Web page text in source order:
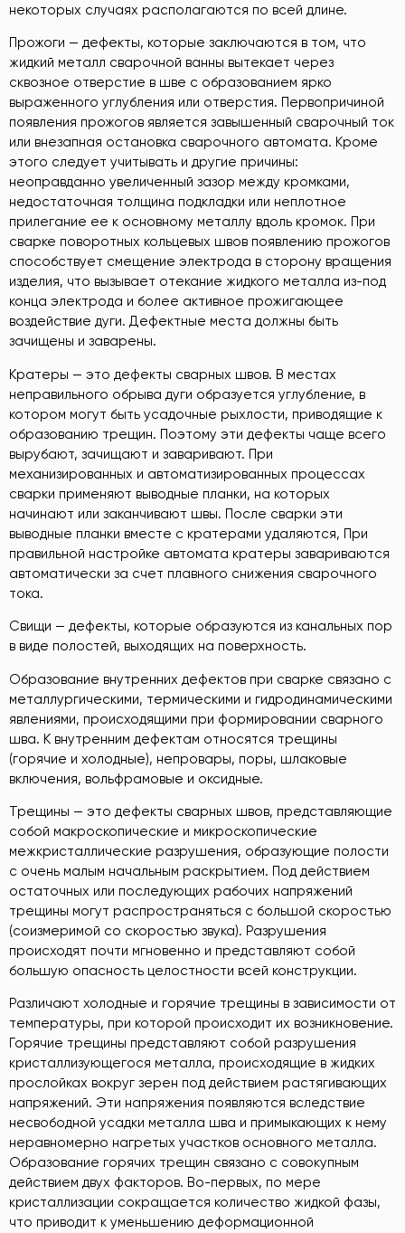
некоторых случаях располагаются по всей длине.
Прожоги — дефекты, которые заключаются в том, что
жидкий металл сварочной ванны вытекает через
сквозное отверстие в шве с образованием ярко
выраженного углубления или отверстия. Первопричиной
появления прожогов является завышенный сварочный ток
или внезапная остановка сварочного автомата. Кроме
этого следует учитывать и другие причины:
неоправданно увеличенный зазор между кромками,
недостаточная толщина подкладки или неплотное
прилегание ее к основному металлу вдоль кромок. При
сварке поворотных кольцевых швов появлению прожогов
способствует смещение электрода в сторону вращения
изделия, что вызывает отекание жидкого металла из-под
конца электрода и более активное прожигающее
воздействие дуги. Дефектные места должны быть
зачищены и заварены.
Кратеры — это дефекты сварных швов. В местах
неправильного обрыва дуги образуется углубление, в
котором могут быть усадочные рыхлости, приводящие к
образованию трещин. Поэтому эти дефекты чаще всего
вырубают, зачищают и заваривают. При
механизированных и автоматизированных процессах
сварки применяют выводные планки, на которых
начинают или заканчивают швы. После сварки эти
выводные планки вместе с кратерами удаляются, При
правильной настройке автомата кратеры завариваются
автоматически за счет плавного снижения сварочного
тока.
Свищи — дефекты, которые образуются из канальных пор
в виде полостей, выходящих на поверхность.
Образование внутренних дефектов при сварке связано с
металлургическими, термическими и гидродинамическими
явлениями, происходящими при формировании сварного
шва. К внутренним дефектам относятся трещины
(горячие и холодные), непровары, поры, шлаковые
включения, вольфрамовые и оксидные.
Трещины — это дефекты сварных швов, представляющие
собой макроскопические и микроскопические
межкристаллические разрушения, образующие полости
с очень малым начальным раскрытием. Под действием
остаточных или последующих рабочих напряжений
трещины могут распространяться с большой скоростью
(соизмеримой со скоростью звука). Разрушения
происходят почти мгновенно и представляют собой
большую опасность целостности всей конструкции.
Различают холодные и горячие трещины в зависимости от
температуры, при которой происходит их возникновение.
Горячие трещины представляют собой разрушения
кристаллизующегося металла, происходящие в жидких
прослойках вокруг зерен под действием растягивающих
напряжений. Эти напряжения появляются вследствие
несвободной усадки металла шва и примыкающих к нему
неравномерно нагретых участков основного металла.
Образование горячих трещин связано с совокупным
действием двух факторов. Во-первых, по мере
кристаллизации сокращается количество жидкой фазы,
что приводит к уменьшению деформационной